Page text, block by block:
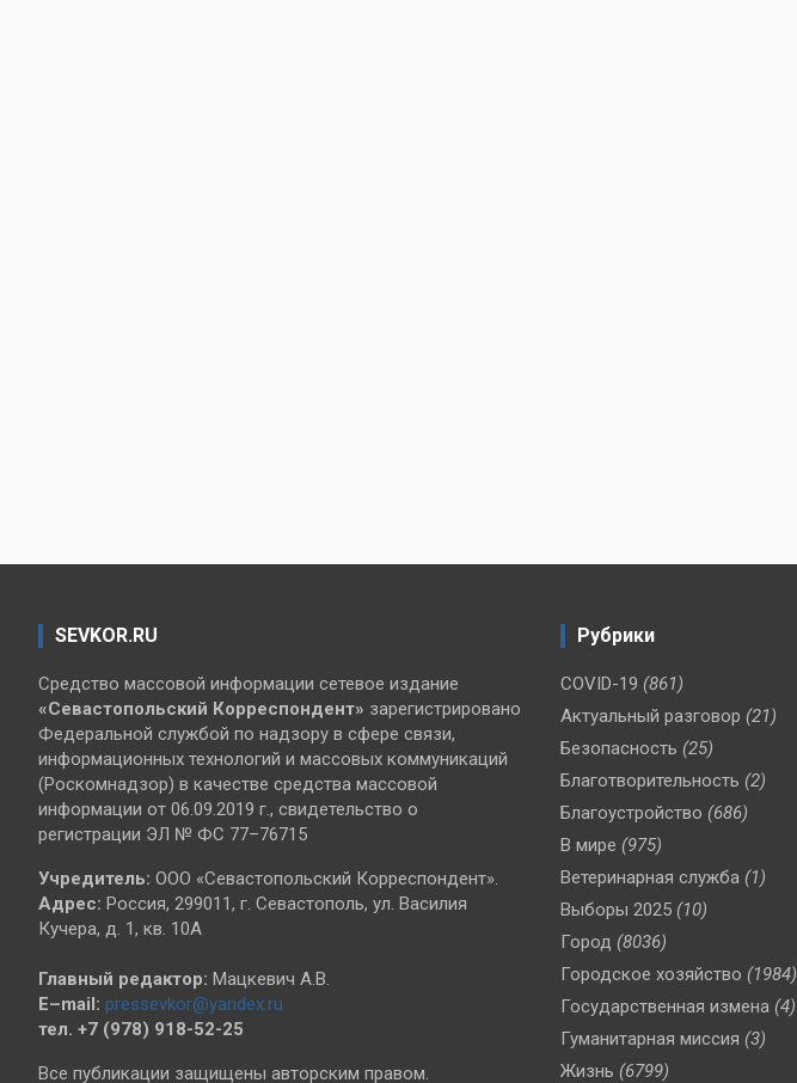
SEVKOR.RU
Средство массовой информации сетевое издание
«Севастопольский Корреспондент» зарегистрировано
Федеральной службой по надзору в сфере связи,
информационных технологий и массовых коммуникаций
(Роскомнадзор) в качестве средства массовой
информации от 06.09.2019 г., свидетельство о
регистрации ЭЛ № ФС 77–76715
Учредитель: ООО «Севастопольский Корреспондент».
Адрес: Россия, 299011, г. Севастополь, ул. Василия
Кучера, д. 1, кв. 10А
Главный редактор: Мацкевич А.В.
E–mail: pressevkor@yandex.ru
тел. +7 (978) 918-52-25
Все публикации защищены авторским правом.
Рубрики
COVID-19 (861)
Актуальный разговор (21)
Безопасность (25)
Благотворительность (2)
Благоустройство (686)
В мире (975)
Ветеринарная служба (1)
Выборы 2025 (10)
Город (8036)
Городское хозяйство (1984)
Государственная измена (4)
Гуманитарная миссия (3)
Жизнь (6799)